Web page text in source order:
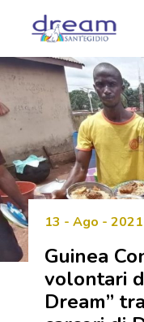
13 - Ago - 2021
Guinea
volontari
Dream”